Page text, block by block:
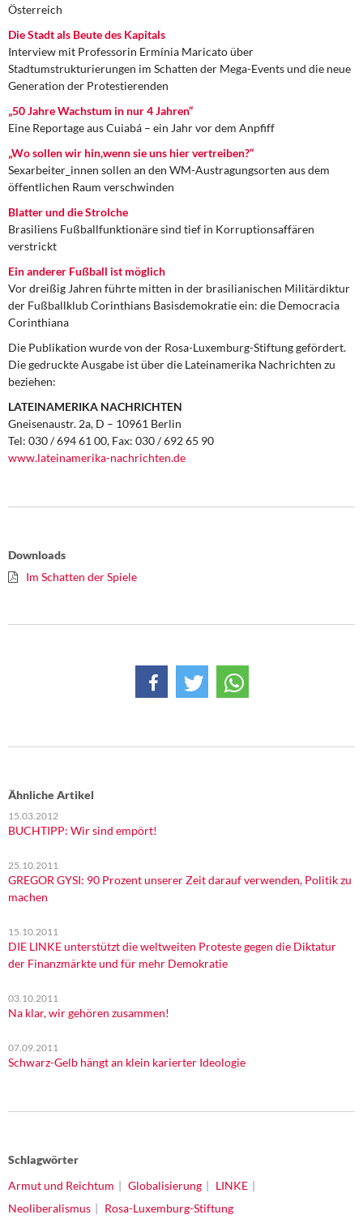
Österreich
Die Stadt als Beute des Kapitals
Interview mit Professorin Ermínia Maricato über
Stadtumstrukturierungen im Schatten der Mega-Events und die neue
Generation der Protestierenden
„50 Jahre Wachstum in nur 4 Jahren“
Eine Reportage aus Cuiabá – ein Jahr vor dem Anpfiff
„Wo sollen wir hin,wenn sie uns hier vertreiben?“
Sexarbeiter_innen sollen an den WM-Austragungsorten aus dem
öffentlichen Raum verschwinden
Blatter und die Strolche
Brasiliens Fußballfunktionäre sind tief in Korruptionsaffären
verstrickt
Ein anderer Fußball ist möglich
Vor dreißig Jahren führte mitten in der brasilianischen Militärdiktur
der Fußballklub Corinthians Basisdemokratie ein: die Democracia
Corinthiana
Die Publikation wurde von der Rosa-Luxemburg-Stiftung gefördert.
Die gedruckte Ausgabe ist über die Lateinamerika Nachrichten zu
beziehen:
LATEINAMERIKA NACHRICHTEN
Gneisenaustr. 2a, D – 10961 Berlin
Tel: 030 / 694 61 00, Fax: 030 / 692 65 90
www.lateinamerika-nachrichten.de
Downloads
Im Schatten der Spiele
Ähnliche Artikel
15.03.2012
BUCHTIPP: Wir sind empört!
25.10.2011
GREGOR GYSI: 90 Prozent unserer Zeit darauf verwenden, Politik zu
machen
15.10.2011
DIE LINKE unterstützt die weltweiten Proteste gegen die Diktatur
der Finanzmärkte und für mehr Demokratie
03.10.2011
Na klar, wir gehören zusammen!
07.09.2011
Schwarz-Gelb hängt an klein karierter Ideologie
Schlagwörter
Armut und Reichtum
Globalisierung
LINKE
Neoliberalismus
Rosa-Luxemburg-Stiftung